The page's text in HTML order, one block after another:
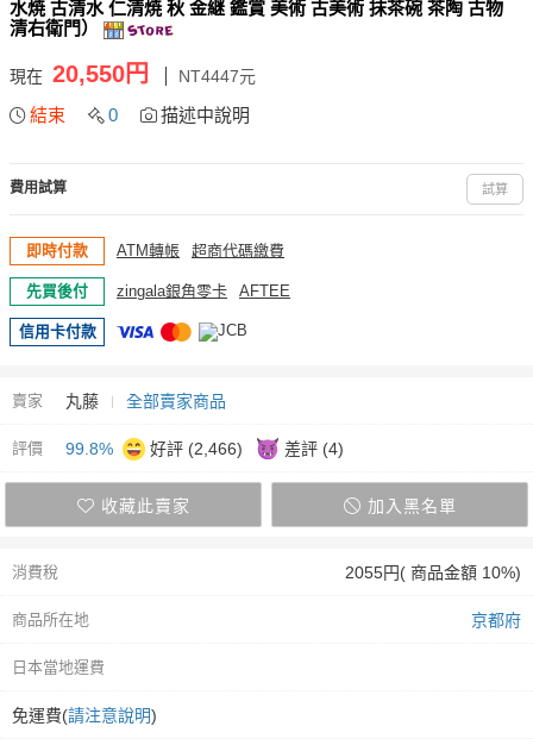
水焼 古清水 仁清焼 秋 金継 鑑賞 美術 古美術 抹茶碗 茶陶 古物
清右衛門）
現在 20,550円 NT4447元
結束 0 描述中說明
費用試算 試算
即時付款 ATM轉帳 超商代碼繳費
先買後付 zingala銀角零卡 AFTEE
信用卡付款
賣家 丸藤 全部賣家商品
評價 99.8% 好評 (2,466) 差評 (4)
收藏此賣家 加入黑名單
消費稅 2055円( 商品金額 10%)
商品所在地 京都府
日本當地運費
免運費(請注意說明)